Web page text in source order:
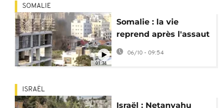
01:34
SOMALIE
Somalie : la vie
reprend après l'assaut
contre la prison de
Godka Jilacow
06/10 - 09:54
ISRAËL
Israël : Netanyahu